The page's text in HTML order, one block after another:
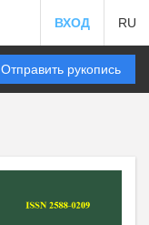
ВХОД RU
Отправить рукопись